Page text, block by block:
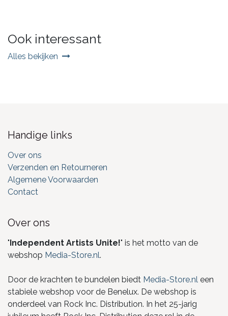
Ook interessant
Alles bekijken
Handige links
Over ons
Verzenden en Retourneren
Algemene Voorwaarden
Contact
Over ons
"Independent Artists Unite!" is het motto van de
webshop Media-Store.nl.
Door de krachten te bundelen biedt Media-Store.nl een
stabiele webshop voor de Benelux. De webshop is
onderdeel van Rock Inc. Distribution. In het 25-jarig